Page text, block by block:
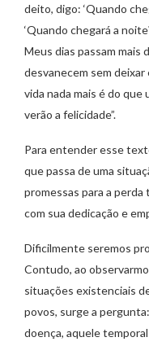
deito, digo: ‘Quando
‘Quando chegará a
Meus dias passam mais
desvanecem sem
vida nada mais é do que
verão a felicidade”.
Para entender esse
que passa de uma
promessas para a
com sua dedicação e
Dificilmente seremos
Contudo, ao
situações existenciais
povos, surge a
doença, aquele